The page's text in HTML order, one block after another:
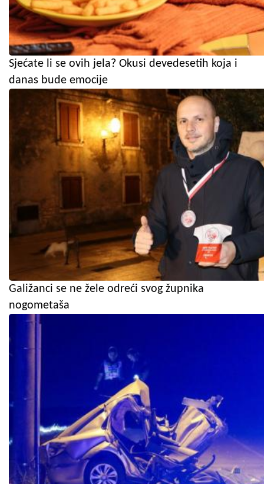
Sjećate li se ovih jela? Okusi devedesetih koja i
danas bude emocije
Galižanci se ne žele odreći svog župnika
nogometaša